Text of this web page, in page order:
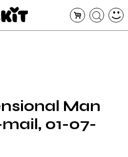
Man
01-07-